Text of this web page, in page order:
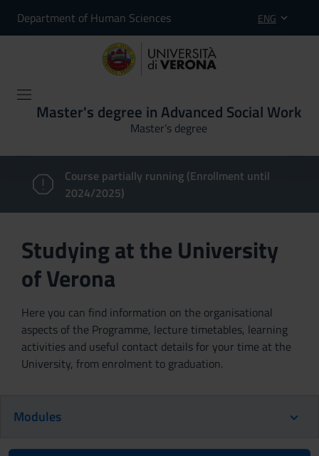
Department of Human Sciences ENG
Master's degree in Advanced Social Work
Master’s degree
Course partially running (Enrollment until
2024/2025)
Studying at the University
of Verona
Here you can find information on the organisational
aspects of the Programme, lecture timetables, learning
activities and useful contact details for your time at the
University, from enrolment to graduation.
Modules